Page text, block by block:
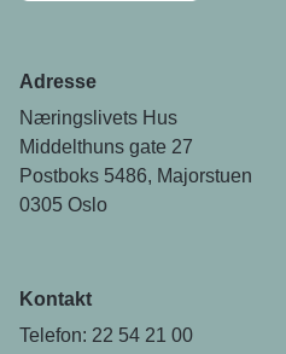
Adresse
Næringslivets Hus
Middelthuns gate 27
Postboks 5486, Majorstuen
0305 Oslo
Kontakt
Telefon: 22 54 21 00